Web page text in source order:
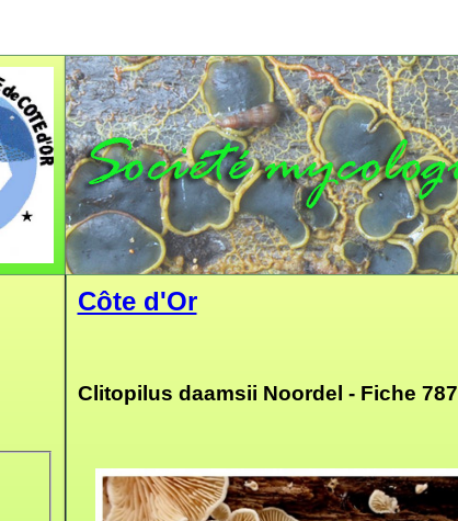
Côte d'Or
Clitopilus daamsii Noordel - Fiche 787